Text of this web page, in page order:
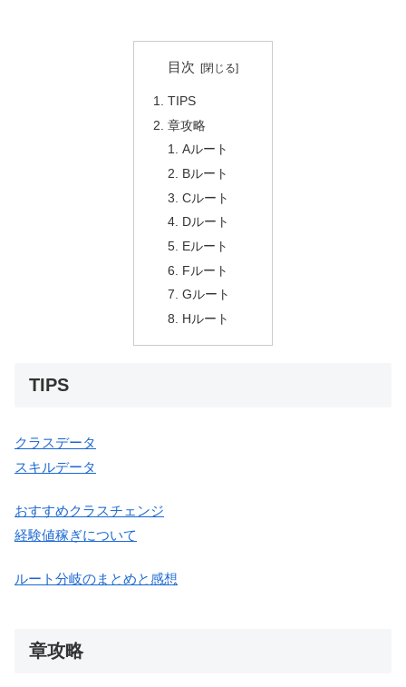
目次
TIPS
章攻略
Aルート
Bルート
Cルート
Dルート
Eルート
Fルート
Gルート
Hルート
TIPS
クラスデータ
スキルデータ
おすすめクラスチェンジ
経験値稼ぎについて
ルート分岐のまとめと感想
章攻略